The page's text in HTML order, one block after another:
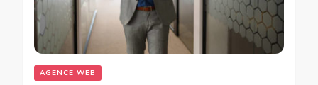
AGENCE WEB